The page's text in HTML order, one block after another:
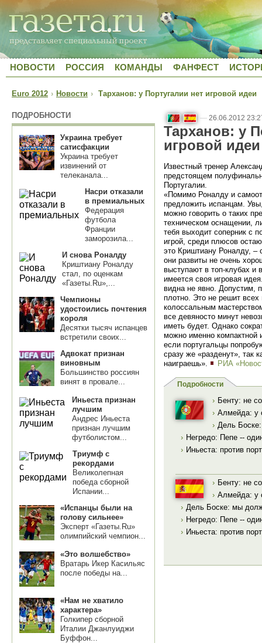
НОВОСТИ РОССИЯ КОМАНДЫ ФАНФЕСТ
Euro 2012 › Новости › Тарханов: у Португалии нет игровой идеи
ПОДРОБНОСТИ
Украина требует
сатисфакции
Украина требует
извинений от
телеканала...
Насри отказали
в премиальных
Федерация
футбола
Франции
заморозила...
И снова Роналду
Криштиану Роналду
стал, по оценкам
«Газеты.Ru»,...
Чемпионы
удостоились почтения
короля
Десятки тысяч испанцев
встретили своих...
Адвокат признан
виновным
Большинство россиян
винят в провале...
Иньеста признан
лучшим
Андрес Иньеста
признан лучшим
футболистом...
Триумф с
рекордами
Великолепная
победа сборной
Испании...
«Испанцы были на
голову сильнее»
Эксперт «Газеты.Ru»
олимпийский чемпион...
«Это волшебство»
Вратарь Икер Касильяс
после победы на...
«Нам не хватило
характера»
Голкипер сборной
Италии Джанлуиджи
Буффон...
— 26.06.2012
Тарханов: у
игровой идеи
Известный тренер
предстоящем
Португалии.
«Помимо Роналду и
предложить испанцам.
можно говорить о таких
техническом оснащении,
тебя выходит соперник с
игрой, среди плюсов
это Криштиану Роналду, –
они развиты не очень
выступают в топ-клубах и
имеется своя игровая
видна не явно. Допустим,
плотно. Это не решит всех
колоссальным
все девяносто минут
иметь будет. Однако
можно именно компактной
если португальцы
сразу же «разденут», так
наиграешь».
РИА
Подробности
› Бенту: не
› Алмейда: у
› Дель
› Негредо: Пепе --
› Иньеста: против
› Бенту: не
› Алмейда: у
› Дель Боске: мы
› Негредо: Пепе --
› Иньеста: против